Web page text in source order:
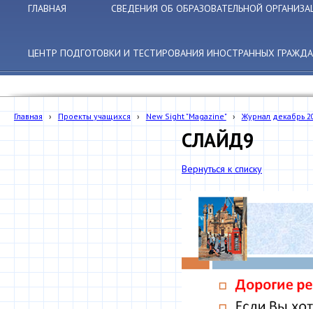
ГЛАВНАЯ СВЕДЕНИЯ ОБ ОБРАЗОВАТЕЛЬНОЙ
ЦЕНТР ПОДГОТОВКИ И ТЕСТИРОВАНИЯ ИНОСТРАННЫХ
Главная › Проекты учащихся › New Sight "Magazine" › Журнал декабрь
СЛАЙД9
Вернуться к списку